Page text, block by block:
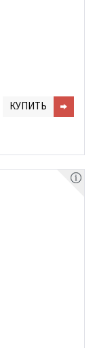
КУПИТЬ